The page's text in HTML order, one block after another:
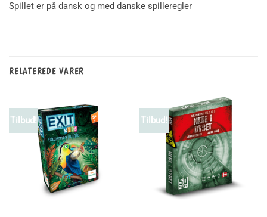
Spillet er på dansk og med danske spilleregler
RELATEREDE VARER
Tilbud! Tilbud!